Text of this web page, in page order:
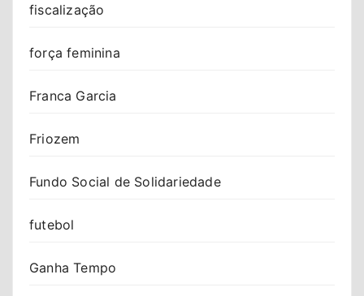
fiscalização
força feminina
Franca Garcia
Friozem
Fundo Social de Solidariedade
futebol
Ganha Tempo